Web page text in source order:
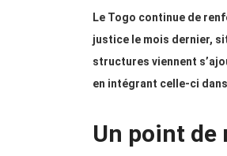
Le Togo continue de
justice le mois dernier,
structures viennent
en intégrant celle-ci
Un point de